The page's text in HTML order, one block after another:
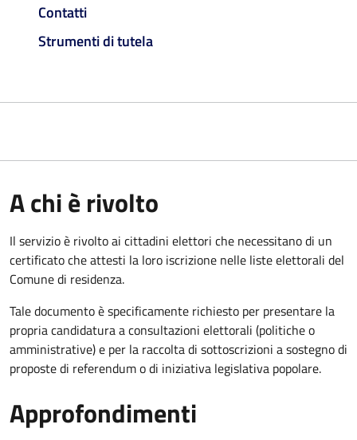
Contatti
Strumenti di tutela
A chi è rivolto
Il servizio è rivolto ai cittadini elettori che necessitano di un
certificato che attesti la loro iscrizione nelle liste elettorali del
Comune di residenza.
Tale documento è specificamente richiesto per presentare la
propria candidatura a consultazioni elettorali (politiche o
amministrative) e per la raccolta di sottoscrizioni a sostegno di
proposte di referendum o di iniziativa legislativa popolare.
Approfondimenti